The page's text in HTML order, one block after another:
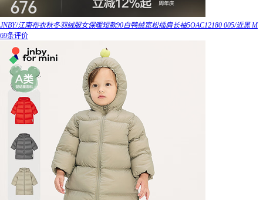
JNBY/江南布衣秋冬羽绒服女保暖短款90白鸭绒宽松插肩长袖5OAC12180 005/近黑 M
69条评价